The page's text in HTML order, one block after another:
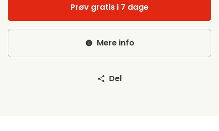
Prøv gratis i 7 dage
Mere info
Del